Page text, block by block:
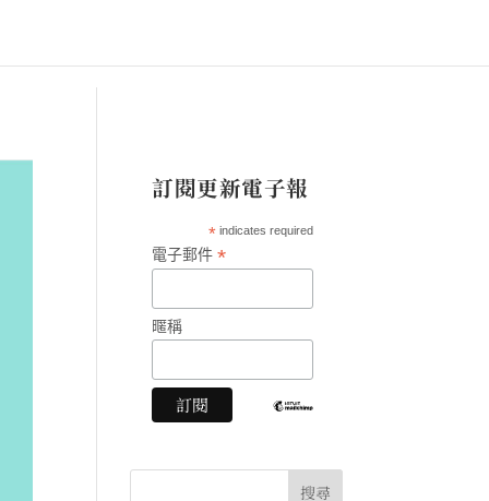
訂閱更新電子報
* indicates required
電子郵件*
暱稱